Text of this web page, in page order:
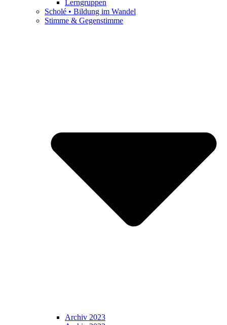
Lerngruppen
Scholé • Bildung im Wandel
Stimme & Gegenstimme
Archiv 2023